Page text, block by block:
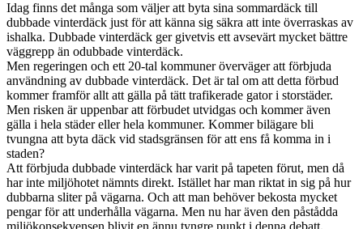
Idag finns det många som väljer att byta sina sommardäck till
dubbade vinterdäck just för att känna sig säkra att inte överraskas av
ishalka. Dubbade vinterdäck ger givetvis ett avsevärt mycket bättre
väggrepp än odubbade vinterdäck.
Men regeringen och ett 20-tal kommuner överväger att förbjuda
användning av dubbade vinterdäck. Det är tal om att detta förbud
kommer framför allt att gälla på tätt trafikerade gator i storstäder.
Men risken är uppenbar att förbudet utvidgas och kommer även
gälla i hela städer eller hela kommuner. Kommer bilägare bli
tvungna att byta däck vid stadsgränsen för att ens få komma in i
staden?
Att förbjuda dubbade vinterdäck har varit på tapeten förut, men då
har inte miljöhotet nämnts direkt. Istället har man riktat in sig på hur
dubbarna sliter på vägarna. Och att man behöver bekosta mycket
pengar för att underhålla vägarna. Men nu har även den påstådda
miljökonsekvensen blivit en ännu tyngre punkt i denna debatt.